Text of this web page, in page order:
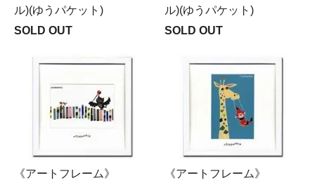
ル)(ゆうパケット)
SOLD OUT
ル)(ゆうパケット)
SOLD OUT
《アートフレーム》
《アートフレーム》